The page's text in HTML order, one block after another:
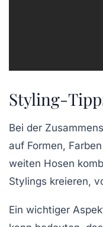
Styling-
Bei der
auf Formen, Farben
weiten Hosen
Stylings kreieren,
Ein wichtiger